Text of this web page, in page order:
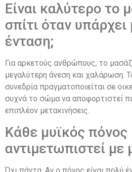
Είναι καλύτερο το
σπίτι όταν υπάρχει
ένταση;
Για αρκετούς ανθρώπους, το
μεγαλύτερη άνεση και χαλάρωση.
συνεδρία πραγματοποιείται σε
συχνά το σώμα να αποφορτιστεί
επιπλέον μετακινήσεις.
Κάθε μυϊκός πόνος
αντιμετωπιστεί με